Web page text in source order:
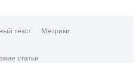
текст Метрики
статьи